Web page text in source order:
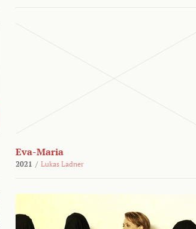
Eva-Maria
2021 / Lukas Ladner